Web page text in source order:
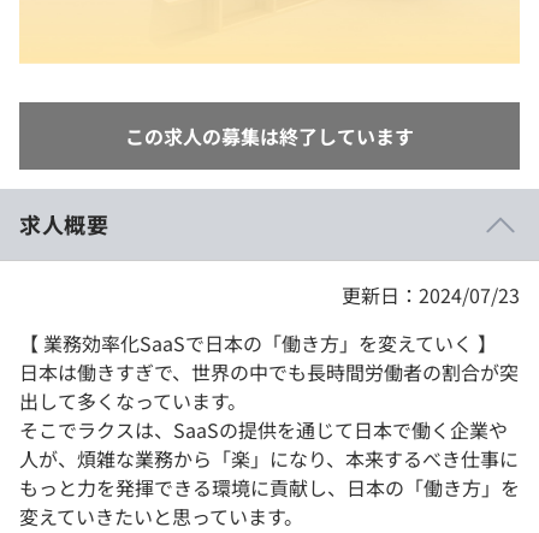
学校向けプラン
この求人の募集は終了しています
求人概要
更新日：2024/07/23
【 業務効率化SaaSで日本の「働き方」を変えていく 】
日本は働きすぎで、世界の中でも長時間労働者の割合が突
出して多くなっています。
そこでラクスは、SaaSの提供を通じて日本で働く企業や
人が、煩雑な業務から「楽」になり、本来するべき仕事に
もっと力を発揮できる環境に貢献し、日本の「働き方」を
変えていきたいと思っています。